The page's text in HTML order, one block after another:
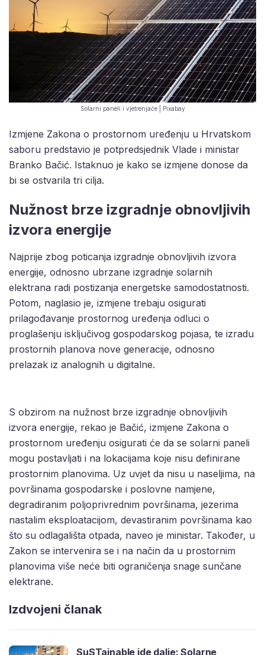
Solarni paneli i vjetrenjače | Pixabay
Izmjene Zakona o prostornom uređenju u Hrvatskom
saboru predstavio je potpredsjednik Vlade i ministar
Branko Bačić. Istaknuo je kako se izmjene donose da
bi se ostvarila tri cilja.
Nužnost brze izgradnje obnovljivih
izvora energije
Najprije zbog poticanja izgradnje obnovljivih izvora
energije, odnosno ubrzane izgradnje solarnih
elektrana radi postizanja energetske samodostatnosti.
Potom, naglasio je, izmjene trebaju osigurati
prilagođavanje prostornog uređenja odluci o
proglašenju isključivog gospodarskog pojasa, te izradu
prostornih planova nove generacije, odnosno
prelazak iz analognih u digitalne.
S obzirom na nužnost brze izgradnje obnovljivih
izvora energije, rekao je Bačić, izmjene Zakona o
prostornom uređenju osigurati će da se solarni paneli
mogu postavljati i na lokacijama koje nisu definirane
prostornim planovima. Uz uvjet da nisu u naseljima, na
površinama gospodarske i poslovne namjene,
degradiranim poljoprivrednim površinama, jezerima
nastalim eksploatacijom, devastiranim površinama kao
što su odlagališta otpada, naveo je ministar. Također, u
Zakon se intervenira se i na način da u prostornim
planovima više neće biti ograničenja snage sunčane
elektrane.
Izdvojeni članak
SuSTainable ide dalje: Solarne